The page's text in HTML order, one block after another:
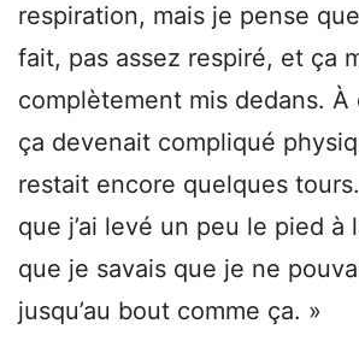
respiration, mais je pense
fait, pas assez respiré, et ça
complètement mis dedans. À
ça devenait compliqué
restait encore quelques
que j’ai levé un peu le pied à
que je savais que je ne
jusqu’au bout comme ça. »